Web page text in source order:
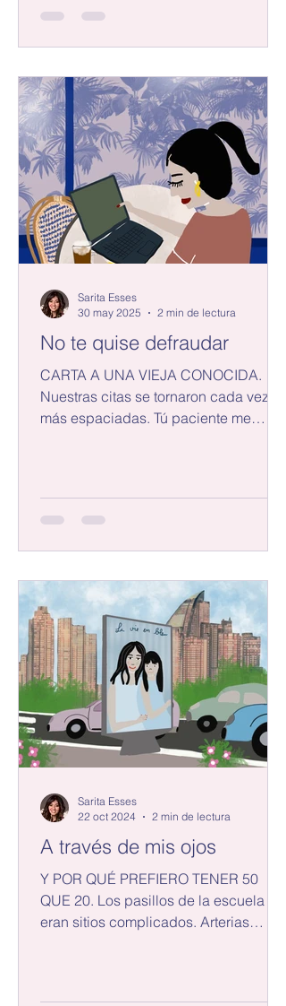
insultos en el cerebro. Había ido
donde un estilista nuevo, no por ser
hace años, sino para variar un poco.
Esa traición me salió emocionalmente
cara. Esa tarde llegué al salón de
belleza confi
No te quise defraudar
CARTA A UNA VIEJA CONOCIDA.
Nuestras citas se tornaron cada vez
más espaciadas. Tú paciente me
Sarita Esses
30 may 2025
2 min de lectura
A través de mis ojos
Y POR QUÉ PREFIERO TENER 50
QUE 20. Los pasillos de la escuela
eran sitios complicados. Arterias
Sarita Esses
22 oct 2024
2 min de lectura